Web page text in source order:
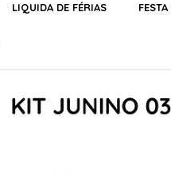
LIQUIDA DE FÉRIAS